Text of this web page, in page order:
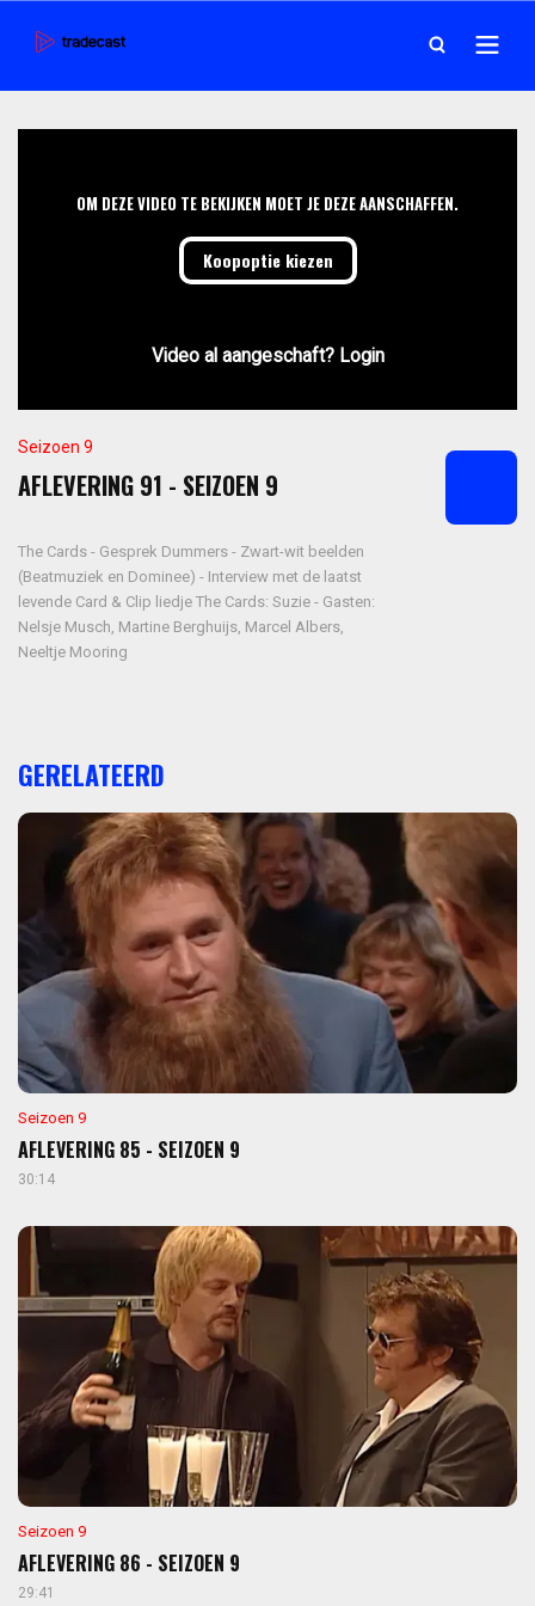
OM DEZE VIDEO TE BEKIJKEN MOET JE DEZE AANSCHAFFEN.
Koopoptie kiezen
Video al aangeschaft? Login
Seizoen 9
AFLEVERING 91 - SEIZOEN 9
The Cards - Gesprek Dummers - Zwart-wit beelden
(Beatmuziek en Dominee) - Interview met de laatst
levende Card & Clip liedje The Cards: Suzie - Gasten:
Nelsje Musch, Martine Berghuijs, Marcel Albers,
Neeltje Mooring
GERELATEERD
Seizoen 9
AFLEVERING 85 - SEIZOEN 9
30:14
Seizoen 9
AFLEVERING 86 - SEIZOEN 9
29:41